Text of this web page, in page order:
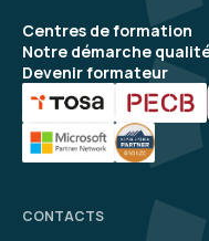
Centres de formation
Notre démarche
Devenir formateur
CONTACTS